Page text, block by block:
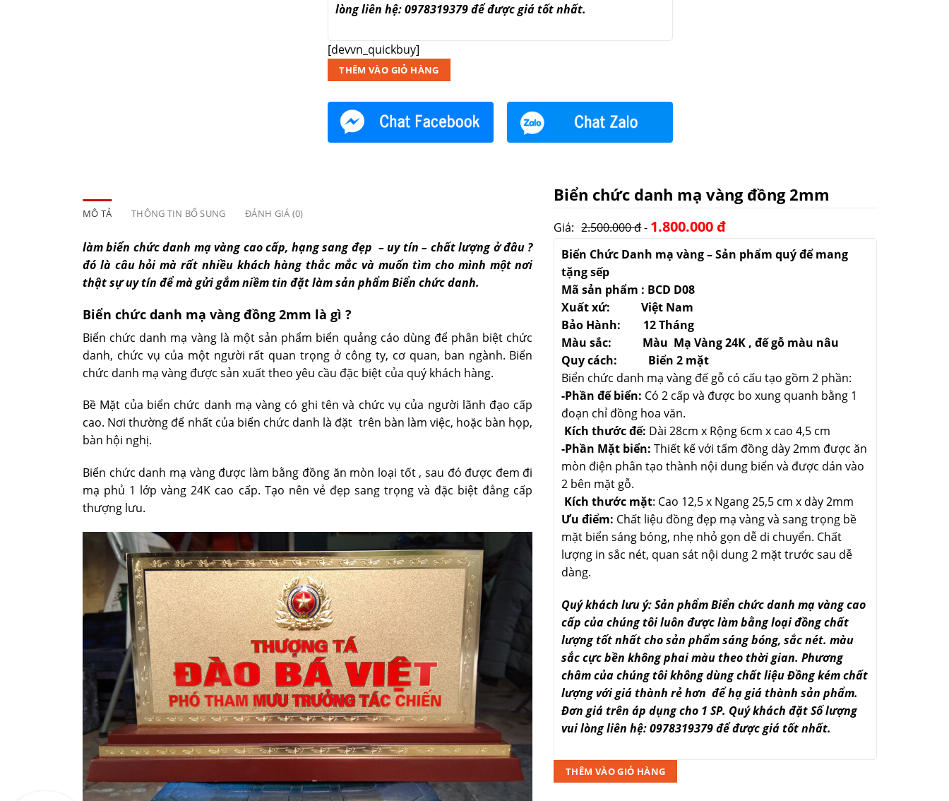
lòng liên hệ: 0978319379 để được giá tốt nhất.
[devvn_quickbuy]
THÊM VÀO GIỎ HÀNG
MÔ TẢ THÔNG TIN BỔ SUNG ĐÁNH GIÁ (0)
làm biển chức danh mạ vàng cao cấp, hạng sang đẹp – uy tín – chất lượng ở đâu ?
đó là câu hỏi mà rất nhiều khách hàng thắc mắc và muốn tìm cho mình một nơi
thật sự uy tín để mà gửi gắm niềm tin đặt làm sản phẩm Biển chức danh.
Biển chức danh mạ vàng đồng 2mm là gì ?
Biển chức danh mạ vàng là một sản phẩm biển quảng cáo dùng để phân biệt chức
danh, chức vụ của một người rất quan trọng ở công ty, cơ quan, ban ngành. Biển
chức danh mạ vàng được sản xuất theo yêu cầu đặc biệt của quý khách hàng.
Bề Mặt của biển chức danh mạ vàng có ghi tên và chức vụ của người lãnh đạo cấp
cao. Nơi thường để nhất của biển chức danh là đặt trên bàn làm việc, hoặc bàn họp,
bàn hội nghị.
Biển chức danh mạ vàng được làm bằng đồng ăn mòn loại tốt , sau đó được đem đi
mạ phủ 1 lớp vàng 24K cao cấp. Tạo nên vẻ đẹp sang trọng và đặc biệt đẳng cấp
thượng lưu.
Biển chức danh mạ vàng đồng 2mm
Giá: 2.500.000 đ- 1.800.000 đ
Biển Chức Danh mạ vàng – Sản phẩm quý để mang
tặng sếp
Mã sản phẩm : BCD D08
Xuất xứ: Việt Nam
Bảo Hành: 12 Tháng
Màu sắc: Màu Mạ Vàng 24K , đế gỗ màu nâu
Quy cách: Biển 2 mặt
Biển chức danh mạ vàng đế gỗ có cấu tạo gồm 2 phần:
-Phần đế biển: Có 2 cấp và được bo xung quanh bằng 1
đoạn chỉ đồng hoa văn.
Kích thước đế: Dài 28cm x Rộng 6cm x cao 4,5 cm
-Phần Mặt biển: Thiết kế với tấm đồng dày 2mm được ăn
mòn điện phân tạo thành nội dung biển và được dán vào
2 bên mặt gỗ.
Kích thước mặt: Cao 12,5 x Ngang 25,5 cm x dày 2mm
Ưu điểm: Chất liệu đồng đẹp mạ vàng và sang trọng bề
mặt biển sáng bóng, nhẹ nhỏ gọn dễ di chuyển. Chất
lượng in sắc nét, quan sát nội dung 2 mặt trước sau dễ
dàng.
Quý khách lưu ý: Sản phẩm Biển chức danh mạ vàng cao
cấp của chúng tôi luôn được làm bằng loại đồng chất
lượng tốt nhất cho sản phẩm sáng bóng, sắc nét. màu
sắc cực bền không phai màu theo thời gian. Phương
châm của chúng tôi không dùng chất liệu Đồng kém chất
lượng với giá thành rẻ hơn để hạ giá thành sản phẩm.
Đơn giá trên áp dụng cho 1 SP. Quý khách đặt Số lượng
vui lòng liên hệ: 0978319379 để được giá tốt nhất.
THÊM VÀO GIỎ HÀNG